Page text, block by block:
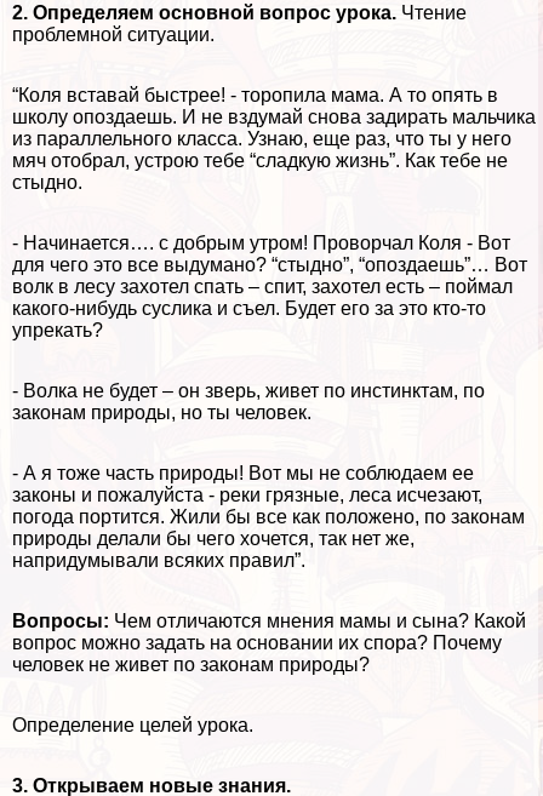
2. Определяем основной вопрос урока. Чтение
проблемной ситуации.
“Коля вставай быстрее! - торопила мама. А то опять в
школу опоздаешь. И не вздумай снова задирать мальчика
из параллельного класса. Узнаю, еще раз, что ты у него
мяч отобрал, устрою тебе “сладкую жизнь”. Как тебе не
стыдно.
- Начинается…. с добрым утром! Проворчал Коля - Вот
для чего это все выдумано? “стыдно”, “опоздаешь”… Вот
волк в лесу захотел спать – спит, захотел есть – поймал
какого-нибудь суслика и съел. Будет его за это кто-то
упрекать?
- Волка не будет – он зверь, живет по инстинктам, по
законам природы, но ты человек.
- А я тоже часть природы! Вот мы не соблюдаем ее
законы и пожалуйста - реки грязные, леса исчезают,
погода портится. Жили бы все как положено, по законам
природы делали бы чего хочется, так нет же,
напридумывали всяких правил”.
Вопросы: Чем отличаются мнения мамы и сына? Какой
вопрос можно задать на основании их спора? Почему
человек не живет по законам природы?
Определение целей урока.
3. Открываем новые знания.